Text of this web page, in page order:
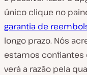
único clique no
garantia de
longo prazo. Nós
estamos confiantes
verá a razão pela